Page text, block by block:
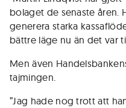
bolaget de senaste åren.
generera starka
bättre läge nu än det var
Men även
tajmingen.
”Jag hade nog trott att